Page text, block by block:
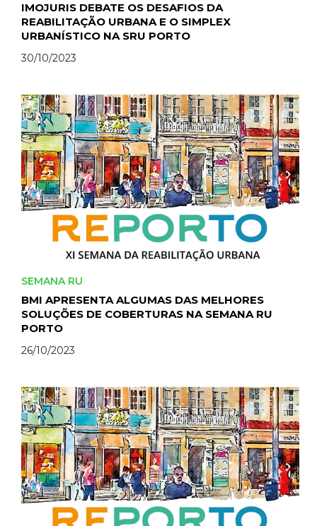
IMOJURIS DEBATE OS DESAFIOS DA
REABILITAÇÃO URBANA E O SIMPLEX
URBANÍSTICO NA SRU PORTO
30/10/2023
SEMANA RU
BMI APRESENTA ALGUMAS DAS MELHORES
SOLUÇÕES DE COBERTURAS NA SEMANA RU
PORTO
26/10/2023